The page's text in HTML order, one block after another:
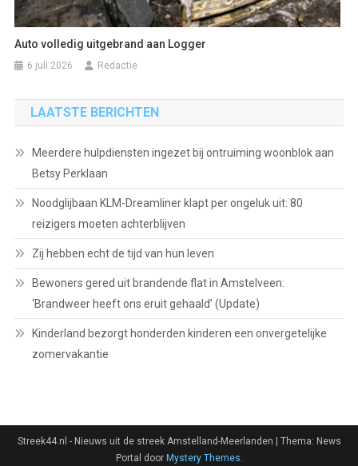
Auto volledig uitgebrand aan Logger
6 juli 2026 Redactie
LAATSTE BERICHTEN
Meerdere hulpdiensten ingezet bij ontruiming woonblok aan
Betsy Perklaan
Noodglijbaan KLM-Dreamliner klapt per ongeluk uit: 80
reizigers moeten achterblijven
Zij hebben echt de tijd van hun leven
Bewoners gered uit brandende flat in Amstelveen:
‘Brandweer heeft ons eruit gehaald’ (Update)
Kinderland bezorgt honderden kinderen een onvergetelijke
zomervakantie
Streek44.nl - Nieuws uit de streek Amstelland-Meerlanden
Thema: News
Portal door Mystery Themes.